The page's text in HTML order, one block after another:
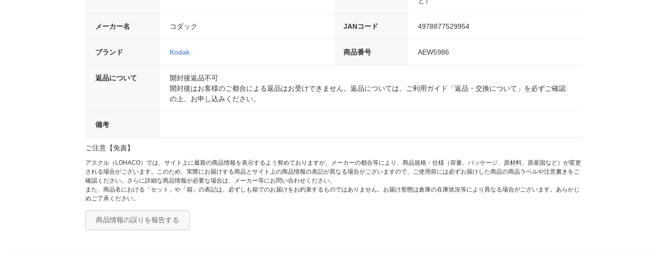
メーカー名 コダック JANコード 4978877529954
ブランド Kodak 商品番号 AEW5986
返品について
開封後返品不可
開封後はお客様のご都合による返品はお受けできません。返品については、ご利用ガイド「返品・交換について」を必ずご確認
の上、お申し込みください。
備考
ご注意【免責】
アスクル（LOHACO）では、サイト上に最新の商品情報を表示するよう努めておりますが、メーカーの都合等により、商品規格・仕様（容量、パッケージ、原材料、原産国など）が変更
される場合がございます。このため、実際にお届けする商品とサイト上の商品情報の表記が異なる場合がございますので、ご使用前には必ずお届けした商品の商品ラベルや注意書きをご
確認ください。さらに詳細な商品情報が必要な場合は、メーカー等にお問い合わせください。
また、商品名における「セット」や「箱」の表記は、必ずしも箱でのお届けをお約束するものではありません。お届け形態は倉庫の在庫状況等により異なる場合がございます。あらかじ
めご了承ください。
商品情報の誤りを報告する